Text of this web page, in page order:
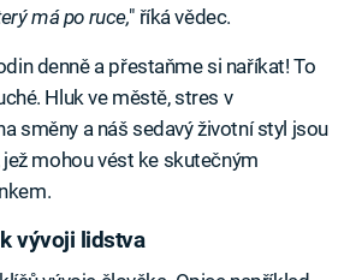
má po ruce," říká vědec.
denně a přestaňme si naříkat! To
Hluk ve městě, stres v
směny a náš sedavý životní styl jsou
mohou vést ke skutečným
vývoji lidstva